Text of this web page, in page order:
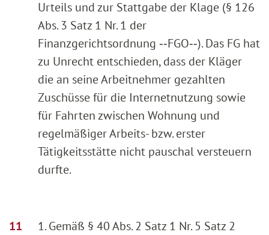
Urteils und zur Stattgabe der Klage (§ 126
Abs. 3 Satz 1 Nr. 1 der
Finanzgerichtsordnung ‑‑FGO‑‑). Das FG hat
zu Unrecht entschieden, dass der Kläger
die an seine Arbeitnehmer gezahlten
Zuschüsse für die Internetnutzung sowie
für Fahrten zwischen Wohnung und
regelmäßiger Arbeits- bzw. erster
Tätigkeitsstätte nicht pauschal versteuern
durfte.
1. Gemäß § 40 Abs. 2 Satz 1 Nr. 5 Satz 2